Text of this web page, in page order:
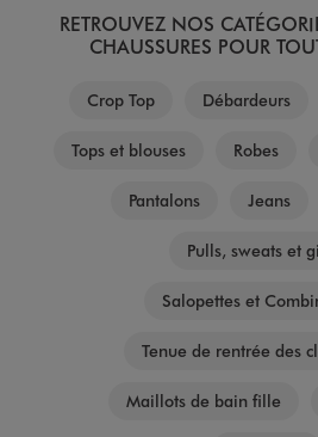
RETROUVEZ NOS
CHAUSSURES POUR
Crop Top Débardeurs
Tops et blouses Robes
Pantalons Jeans
Pulls, sweats et
Salopettes et
Tenue de rentrée des
Maillots de bain fille